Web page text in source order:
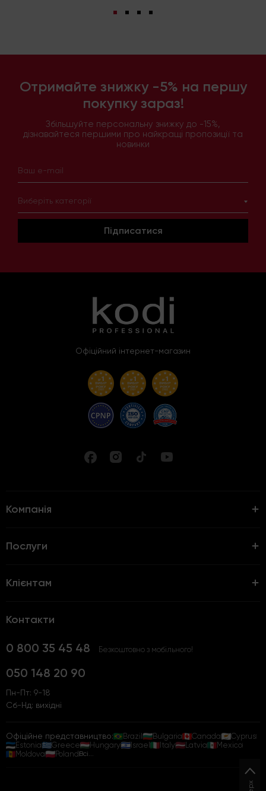
Отримайте знижку -5% на першу
покупку зараз!
Збільшуйте персональну знижку до -15%,
дізнавайтеся першими про найкращі пропозиції та
новинки
Виберіть категорії
Підписатися
Офіційний інтернет-магазин
Компанія
Послуги
Клієнтам
Контакти
0 800 35 45 48 Безкоштовно з мобільного!
050 148 20 90
Пн-Пт: 9-18
Сб-Нд: вихідні
Офіційне представництво: Brazil Bulgaria Canada
Cyprus
Estonia
Greece Hungary Israel Italy Latvia
Mexico
Moldova
PolandВсі...